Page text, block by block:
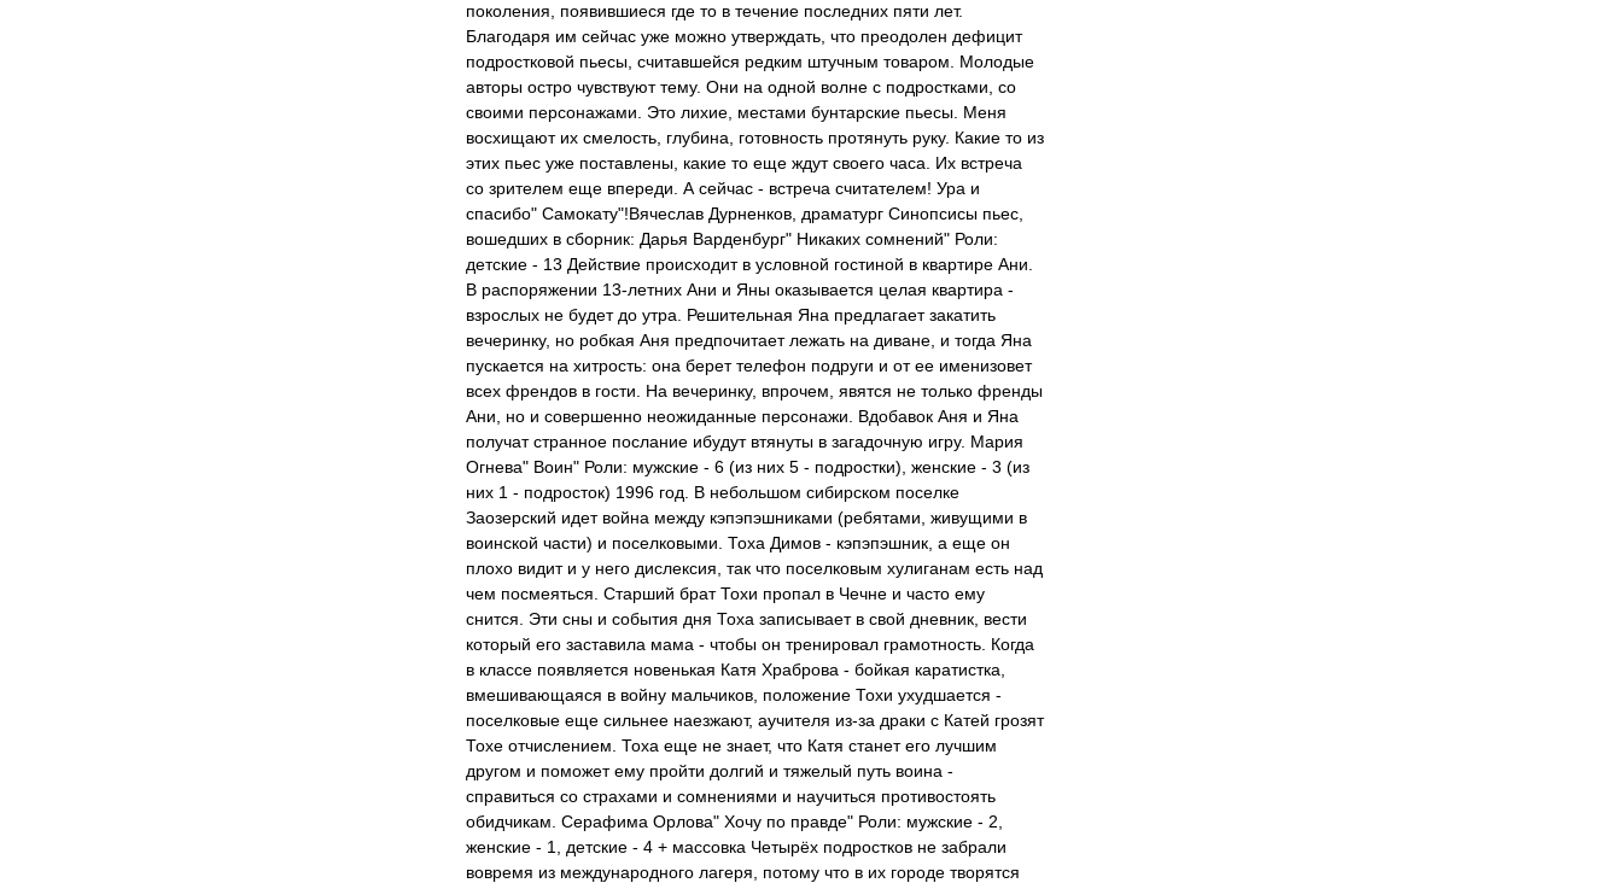
поколения, появившиеся где то в течение последних пяти лет.
Благодаря им сейчас уже можно утверждать, что преодолен дефицит
подростковой пьесы, считавшейся редким штучным товаром. Молодые
авторы остро чувствуют тему. Они на одной волне с подростками, со
своими персонажами. Это лихие, местами бунтарские пьесы. Меня
восхищают их смелость, глубина, готовность протянуть руку. Какие то из
этих пьес уже поставлены, какие то еще ждут своего часа. Их встреча
со зрителем еще впереди. А сейчас - встреча считателем! Ура и
спасибо" Самокату"!Вячеслав Дурненков, драматург Синопсисы пьес,
вошедших в сборник: Дарья Варденбург" Никаких сомнений" Роли:
детские - 13 Действие происходит в условной гостиной в квартире Ани.
В распоряжении 13-летних Ани и Яны оказывается целая квартира -
взрослых не будет до утра. Решительная Яна предлагает закатить
вечеринку, но робкая Аня предпочитает лежать на диване, и тогда Яна
пускается на хитрость: она берет телефон подруги и от ее именизовет
всех френдов в гости. На вечеринку, впрочем, явятся не только френды
Ани, но и совершенно неожиданные персонажи. Вдобавок Аня и Яна
получат странное послание ибудут втянуты в загадочную игру. Мария
Огнева" Воин" Роли: мужские - 6 (из них 5 - подростки), женские - 3 (из
них 1 - подросток) 1996 год. В небольшом сибирском поселке
Заозерский идет война между кэпэпэшниками (ребятами, живущими в
воинской части) и поселковыми. Тоха Димов - кэпэпэшник, а еще он
плохо видит и у него дислексия, так что поселковым хулиганам есть над
чем посмеяться. Старший брат Тохи пропал в Чечне и часто ему
снится. Эти сны и события дня Тоха записывает в свой дневник, вести
который его заставила мама - чтобы он тренировал грамотность. Когда
в классе появляется новенькая Катя Храброва - бойкая каратистка,
вмешивающаяся в войну мальчиков, положение Тохи ухудшается -
поселковые еще сильнее наезжают, аучителя из-за драки с Катей грозят
Тохе отчислением. Тоха еще не знает, что Катя станет его лучшим
другом и поможет ему пройти долгий и тяжелый путь воина -
справиться со страхами и сомнениями и научиться противостоять
обидчикам. Серафима Орлова" Хочу по правде" Роли: мужские - 2,
женские - 1, детские - 4 + массовка Четырёх подростков не забрали
вовремя из международного лагеря, потому что в их городе творятся